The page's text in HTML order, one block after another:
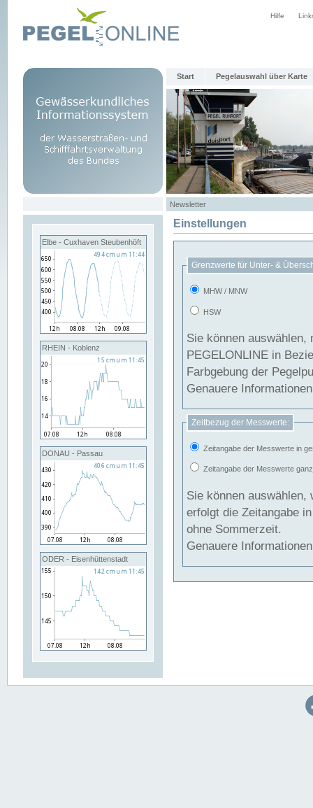
Hilfe
Start Pegelauswahl über Karte
Newsletter
Elbe - Cuxhaven Steubenhöft
RHEIN - Koblenz
DONAU - Passau
ODER - Eisenhüttenstadt
Einstellungen
Grenzwerte für Unter- &
MHW / MNW
HSW
Sie können
PEGELONLINE in Beziehung
Farbgebung der
Genauere
Zeitbezug der Messwerte:
Zeitangabe der Messwerte in
Zeitangabe der Messwerte
Sie können auswählen,
erfolgt die Zeitangabe
ohne Sommerzeit.
Genauere